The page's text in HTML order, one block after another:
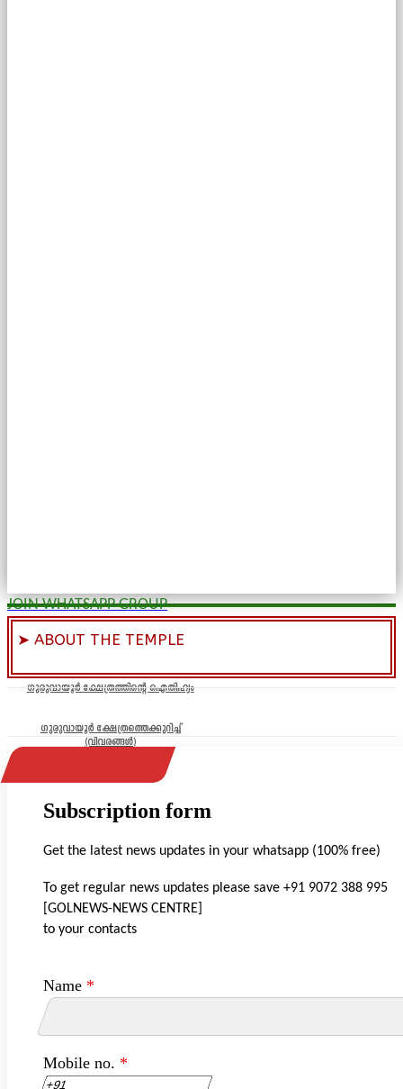
JOIN WHATSAPP GROUP
➤ ABOUT THE TEMPLE
ഗുരുവായൂർ ക്ഷേത്രത്തിന്റെ ഐതിഹ്യം
ഗുരുവായൂർ ക്ഷേത്രത്തെക്കുറിച്ച്
(വിവരങ്ങൾ)
Subscription form
Get the latest news updates in your whatsapp (100% free)
To get regular news updates please save +91 9072 388 995
[GOLNEWS-NEWS CENTRE]
to your contacts
Name *
Mobile no. *